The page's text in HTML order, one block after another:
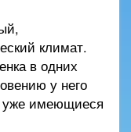
климат.
в одних
у него
уже имеющиеся